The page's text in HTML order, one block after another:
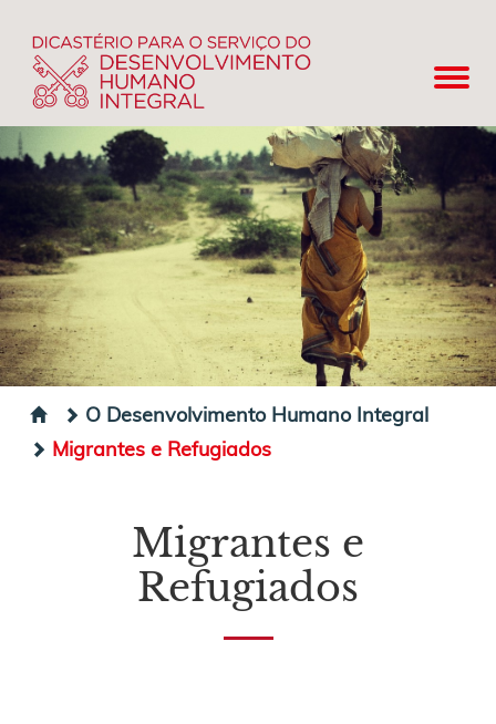
O Desenvolvimento Humano Integral
Migrantes e Refugiados
Migrantes e
Refugiados